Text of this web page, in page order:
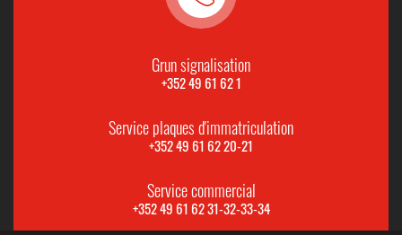
Grun signalisation
+352 49 61 62 1
Service plaques d'immatriculation
+352 49 61 62 20-21
Service commercial
+352 49 61 62 31-32-33-34